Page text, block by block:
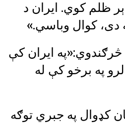
ظلم کوي. ایران د
کوال وباسي.»
څرګندوي:«په ایران کې
په برخو کې له
کډوال په جبري توګه